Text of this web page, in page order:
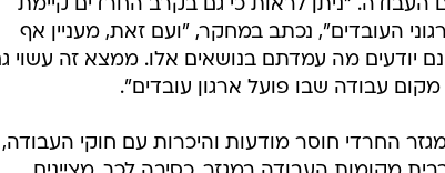
זכאים לתוספות אלו".
במגזר החרדי ונותן כוח רב בידי מעסיקים, קובעים
מסוימים (למשל בתחום ההוראה) אל מול
על כך שנדרש לפעול כדי שארגוני עובדים